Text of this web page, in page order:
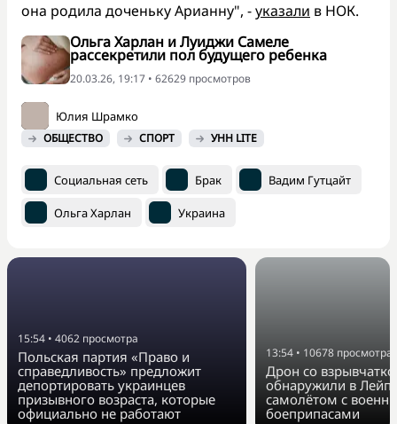
она родила доченьку Арианну", -указали в НОК.
Ольга Харлан и Луиджи Самеле
рассекретили пол будущего ребенка
20.03.26, 19:17 • 62629 просмотров
Юлия Шрамко
ОБЩЕСТВО СПОРТ УНН LITE
Социальная сеть Брак Вадим Гутцайт
Ольга Харлан Украина
15:54 • 4062 просмотра
Польская партия «Право и
справедливость» предложит
депортировать украинцев
призывного возраста, которые
официально не работают
13:54 • 10678 просмотра
Дрон со
обнаружили в
самолётом с
боеприпасами